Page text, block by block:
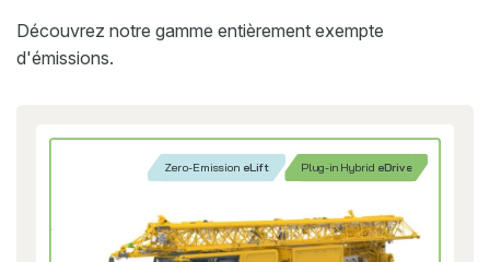
Découvrez notre gamme entièrement exempte
d'émissions.
Zero-Emission eLift Plug-in Hybrid eDrive